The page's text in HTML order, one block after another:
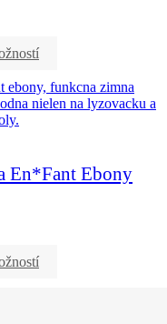
En*Fant Ebony